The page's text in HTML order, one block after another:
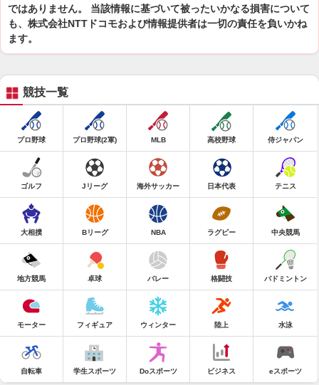
ではありません。 当該情報に基づいて被ったいかなる損害について
も、株式会社NTTドコモおよび情報提供者は一切の責任を負いかね
ます。
競技一覧
プロ野球 プロ野球(2軍) MLB 高校野球 侍ジャパン
ゴルフ Jリーグ 海外サッカー 日本代表 テニス
大相撲 Bリーグ NBA ラグビー 中央競馬
地方競馬 卓球 バレー 格闘技 バドミントン
モーター フィギュア ウィンター 陸上 水泳
自転車 学生スポーツ Doスポーツ ビジネス eスポーツ